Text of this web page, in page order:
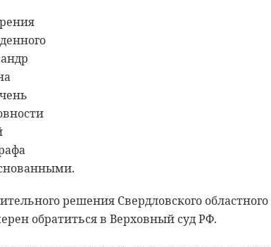
решения Свердловского областного
обратиться в Верховный суд РФ.